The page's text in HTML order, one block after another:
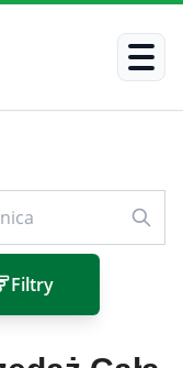
Filtry